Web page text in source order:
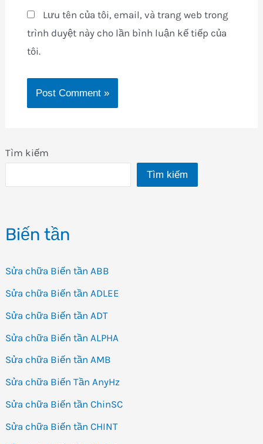
Tìm kiếm
Tìm kiếm
Biến tần
Sửa chữa Biến tần ABB
Sửa chữa Biến tần ADLEE
Sửa chữa Biến tần ADT
Sửa chữa Biến tần ALPHA
Sửa chữa Biến tần AMB
Sửa chữa Biến Tần AnyHz
Sửa chữa Biến tần ChinSC
Sửa chữa Biến tần CHINT
Lưu tên của tôi, email, và trang web trong
trình duyệt này cho lần bình luận kế tiếp của
tôi.